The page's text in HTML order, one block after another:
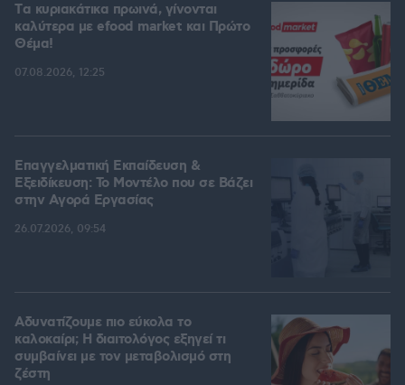
Tα κυριακάτικα πρωινά, γίνονται
καλύτερα με efood market και Πρώτο
Θέμα!
07.08.2026, 12:25
Επαγγελματική Εκπαίδευση &
Εξειδίκευση: Το Mοντέλο που σε Bάζει
στην Aγορά Eργασίας
26.07.2026, 09:54
Αδυνατίζουμε πιο εύκολα το
καλοκαίρι; Η διαιτολόγος εξηγεί τι
συμβαίνει με τον μεταβολισμό στη
ζέστη